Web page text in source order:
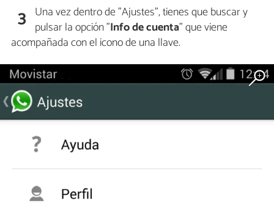
3 Una vez dentro de "Ajustes", tienes que buscar y
pulsar la opción "Info de cuenta" que viene
acompañada con el icono de una llave.